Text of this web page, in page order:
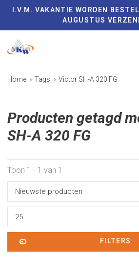
I.V.M. VAKANTIE WORDEN
AUGUSTUS
Home Tags Victor SH-A 320 FG
Producten getagd
SH-A 320 FG
Toon 1 - 1 van 1
Nieuwste producten
25
FILTERS